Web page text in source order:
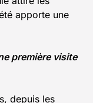
apporte une
première visite
depuis les